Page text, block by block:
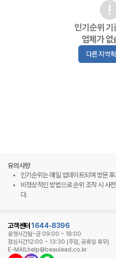
인기순위 기
업체가 없
다른 지역
유의사항
인기순위는 매일 업데이트되며 방문
비정상적인 방법으로 순위 조작 시 사
다.
고객센터 1644-8396
운영시간월~금 09:00 ~ 18:00
점심시간12:00 ~ 13:30 (주말, 공휴일 휴무)
E-MAILhelp@beaulead.co.kr